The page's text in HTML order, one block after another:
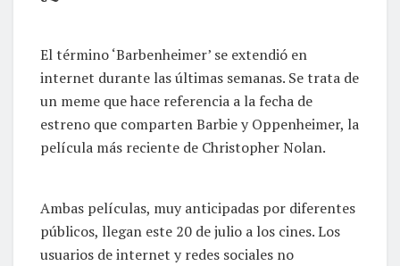
El término ‘Barbenheimer’ se extendió en
internet durante las últimas semanas. Se trata de
un meme que hace referencia a la fecha de
estreno que comparten Barbie y Oppenheimer, la
película más reciente de Christopher Nolan.
Ambas películas, muy anticipadas por diferentes
públicos, llegan este 20 de julio a los cines. Los
usuarios de internet y redes sociales no